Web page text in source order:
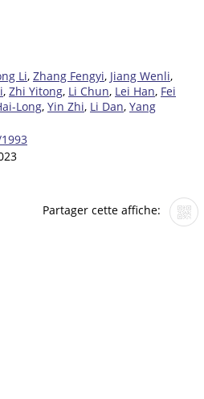
Li, Zhang Fengyi, Jiang Wenli,
, Zhi Yitong, Li Chun, Lei Han, Fei
Long, Yin Zhi, Li Dan, Yang
Partager cette affiche: